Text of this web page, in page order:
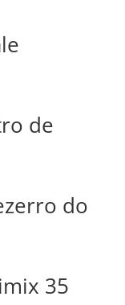
de
do
35